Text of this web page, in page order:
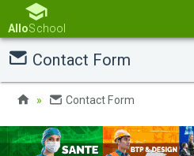
AlloSchool
Contact Form
Contact Form